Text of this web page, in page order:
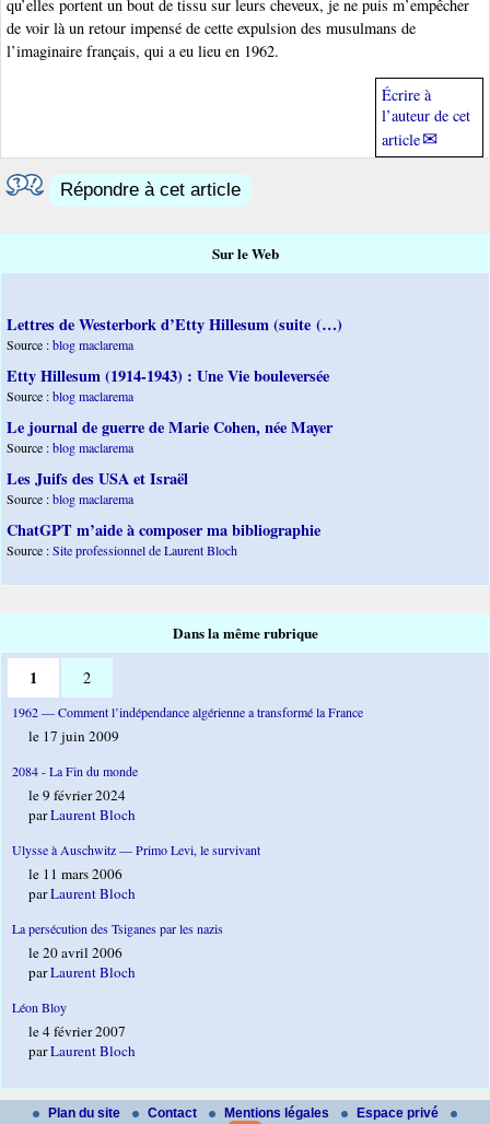
qu’elles portent un bout de tissu sur leurs cheveux, je ne puis m’empêcher
de voir là un retour impensé de cette expulsion des musulmans de
l’imaginaire français, qui a eu lieu en 1962.
Écrire à
l’auteur de cet
article
Répondre à cet article
Sur le Web
Lettres de Westerbork d’Etty Hillesum (suite (…)
Source :blog maclarema
Etty Hillesum (1914-1943) : Une Vie bouleversée
Source :blog maclarema
Le journal de guerre de Marie Cohen, née Mayer
Source :blog maclarema
Les Juifs des USA et Israël
Source :blog maclarema
ChatGPT m’aide à composer ma bibliographie
Source :Site professionnel de Laurent Bloch
Dans la même rubrique
1 2
1962 — Comment l’indépendance algérienne a transformé la France
le 17 juin 2009
2084 - La Fin du monde
le 9 février 2024
parLaurent Bloch
Ulysse à Auschwitz — Primo Levi, le survivant
le 11 mars 2006
parLaurent Bloch
La persécution des Tsiganes par les nazis
le 20 avril 2006
parLaurent Bloch
Léon Bloy
le 4 février 2007
parLaurent Bloch
Plan du site Contact Mentions légales Espace privé